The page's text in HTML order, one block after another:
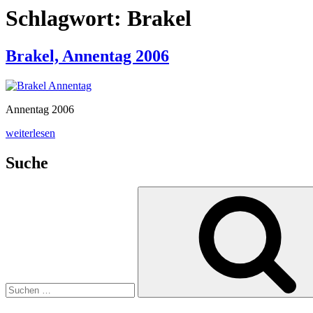
Schlagwort: Brakel
Brakel, Annentag 2006
Annentag 2006
„Brakel,
2006“
weiterlesen
Suche